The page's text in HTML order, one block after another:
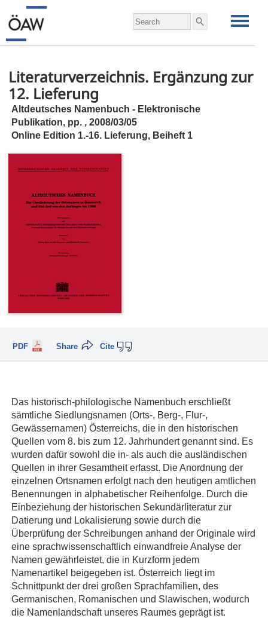
Literaturverzeichnis. Ergänzung zur
12. Lieferung
Altdeutsches Namenbuch - Elektronische
Publikation, pp. , 2008/03/05
Online Edition 1.-16. Lieferung, Beiheft 1
PDF Cite
Share
Das historisch-philologische Namenbuch erschließt
sämtliche Siedlungsnamen (Orts-, Berg-, Flur-,
Gewässernamen) Österreichs, die in den historischen
Quellen vom 8. bis zum 12. Jahrhundert genannt sind. Es
wurden dafür sowohl die in- als auch die ausländischen
Quellen in ihrer Gesamtheit erfasst. Die Anordnung der
einzelnen Ortsnamen erfolgt nach den heutigen amtlichen
Benennungen in alphabetischer Reihenfolge. Durch die
Einbeziehung der historischen Sekundärliteratur zur
Datierung und Lokalisierung sowie durch die
Überprüfung der Schreibungen anhand der Originale wird
eine sprachwissenschaftlich einwandfreie Analyse der
Namen gewährleistet, die in Kurzform jedem
Namenartikel beigegeben ist. Österreich liegt im
Schnittpunkt der drei großen Sprachfamilien, des
Germanischen, Romanischen und Slawischen, wodurch
die Namenlandschaft unseres Raumes geprägt ist.